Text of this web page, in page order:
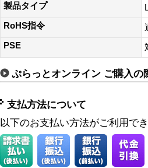
製品タイプ
RoHS指令
PSE
ぷらっとオンライン ご購入の
支払方法について
以下のお支払い方法がご利用で